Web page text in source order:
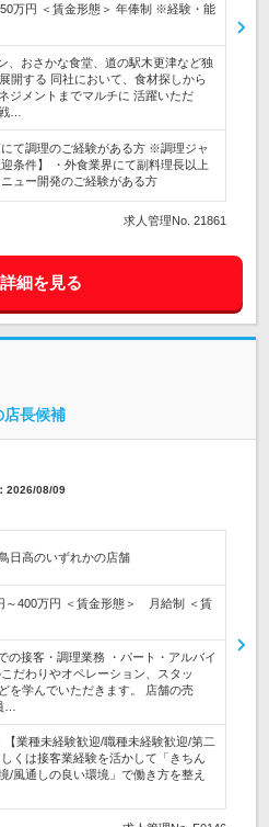
万円 ＜賃金形態＞ 年俸制 ※経験・能
、おさかな食堂、道の駅木更津など独
開する 同社において、食材探しから
ジメントまでマルチに 活躍いただ
…
にて調理のご経験がある方 ※調理ジャ
条件】 ・外食業界にて副料理長以上
ュー開発のご経験がある方
求人管理No. 21861
細を見る
店長候補
2026/08/09
日高のいずれかの店舗
～400万円 ＜賃金形態＞ 月給制 ＜賃
の接客・調理業務 ・パート・アルバイ
だわりやオペレーション、スタッ
を学んでいただきます。 店舗の売
…
【業種未経験歓迎/職種未経験歓迎/第二
くは接客業経験を活かして「きちん
/風通しの良い環境」で働き方を整え